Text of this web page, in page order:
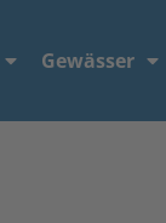
Gewässer